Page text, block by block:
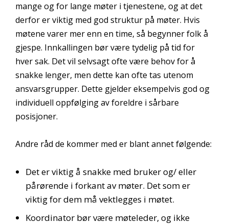
mange og for lange møter i tjenestene, og at det
derfor er viktig med god struktur på møter. Hvis
møtene varer mer enn en time, så begynner folk å
gjespe. Innkallingen bør være tydelig på tid for
hver sak. Det vil selvsagt ofte være behov for å
snakke lenger, men dette kan ofte tas utenom
ansvarsgrupper. Dette gjelder eksempelvis god og
individuell oppfølging av foreldre i sårbare
posisjoner.
Andre råd de kommer med er blant annet følgende:
Det er viktig å snakke med bruker og/ eller
pårørende i forkant av møter. Det som er
viktig for dem må vektlegges i møtet.
Koordinator bør være møteleder, og ikke